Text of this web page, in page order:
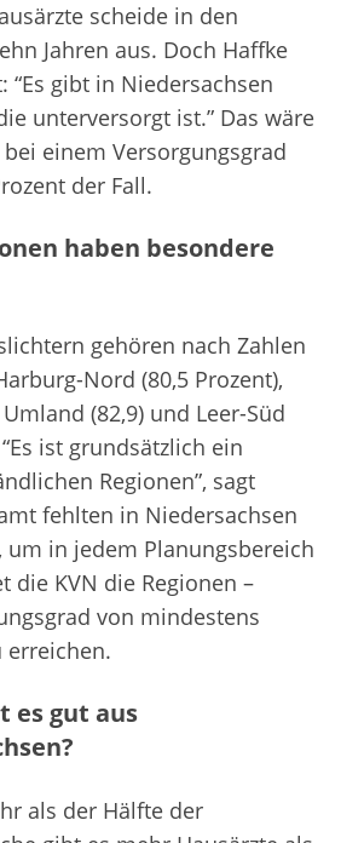
scheide in den
Jahren aus. Doch Haffke
“Es gibt in Niedersachsen
unterversorgt ist.” Das wäre
einem Versorgungsgrad
der Fall.
haben besondere
gehören nach Zahlen
Nord (80,5 Prozent),
(82,9) und Leer-Süd
ist grundsätzlich ein
Regionen”, sagt
fehlten in Niedersachsen
um in jedem Planungsbereich
die KVN die Regionen –
von mindestens
erreichen.
es gut aus
als der Hälfte der